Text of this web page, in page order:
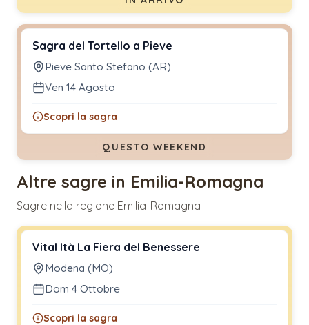
Sagra del Tortello a Pieve
Pieve Santo Stefano (AR)
Ven 14 Agosto
Scopri la sagra
QUESTO WEEKEND
Altre sagre in Emilia-Romagna
Sagre nella regione Emilia-Romagna
Vital Ità La Fiera del Benessere
Modena (MO)
Dom 4 Ottobre
Scopri la sagra